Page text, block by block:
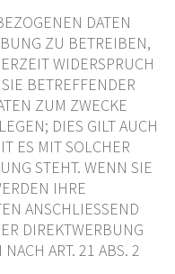
DATEN
ZU BETREIBEN,
WIDERSPRUCH
BETREFFENDER
ZUM ZWECKE
DIES GILT AUCH
ES MIT SOLCHER
STEHT. WENN SIE
IHRE
ANSCHLIESSEND
DIREKTWERBUNG
ART. 21 ABS. 2